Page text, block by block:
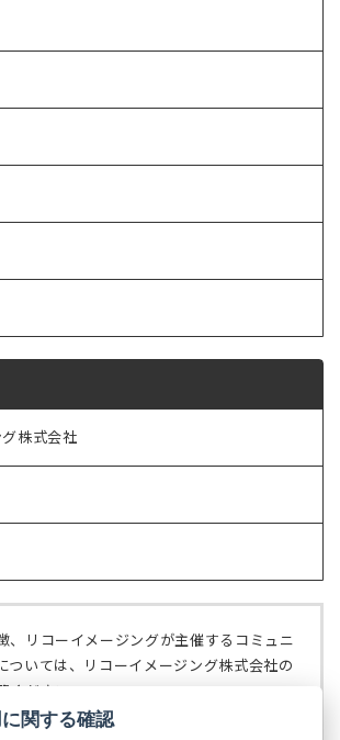
株式会社
、リコーイメージングが主催するコミュニ
ついては、リコーイメージング株式会社の
ください。
グ株式会社の公式サイト
関する確認